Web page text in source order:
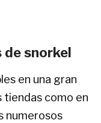
snorkel
en una gran
tiendas como en
numerosos